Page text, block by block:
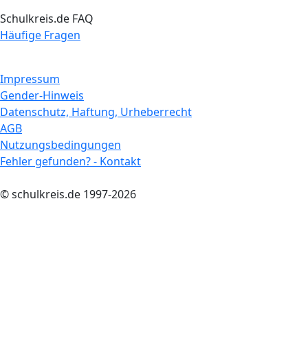
Schulkreis.de FAQ
Häufige Fragen
Impressum
Gender-Hinweis
Datenschutz, Haftung, Urheberrecht
AGB
Nutzungsbedingungen
Fehler gefunden? - Kontakt
© schulkreis.de 1997-2026